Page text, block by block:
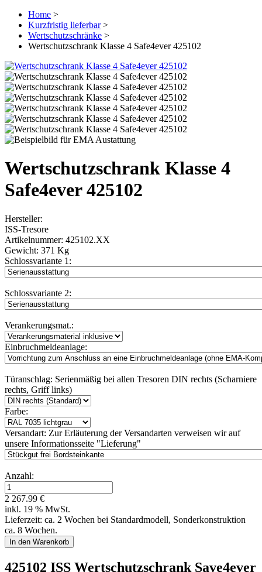
Home >
Kurzfristig lieferbar >
Wertschutzschränke >
Wertschutzschrank Klasse 4 Safe4ever 425102
Wertschutzschrank Klasse 4
Safe4ever 425102
Hersteller:
ISS-Tresore
Artikelnummer: 425102.XX
Gewicht: 371 Kg
Schlossvariante 1:
Schlossvariante 2:
Verankerungsmat.:
Einbruchmeldeanlage:
Türanschlag: Serienmäßig bei allen Tresoren DIN rechts (Scharniere
rechts, Griff links)
Farbe:
Versandart: Zur Erläuterung der Versandarten verweisen wir auf
unsere Informationsseite "Lieferung"
Anzahl:
2 267.99 €
inkl. 19 % MwSt.
Lieferzeit: ca. 2 Wochen bei Standardmodell, Sonderkonstruktion
ca. 8 Wochen.
425102 ISS Wertschutzschrank Save4ever